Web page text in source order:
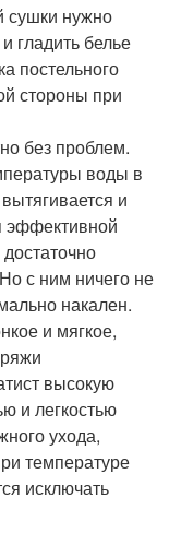
сушки нужно
гладить белье
постельного
стороны при
без проблем.
воды в
и
эффективной
с ним ничего не
накален.
и мягкое,
высокую
и легкостью
ухода,
температуре
исключать